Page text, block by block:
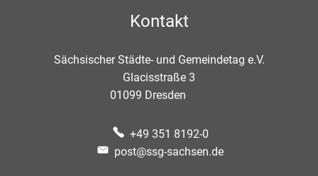
Kontakt
Sächsischer Städte- und Gemeindetag e.V.
Glacisstraße 3
01099 Dresden
+49 351 8192-0
post@ssg-sachsen.de